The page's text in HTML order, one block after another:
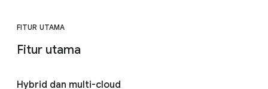
FITUR UTAMA
Fitur utama
Hybrid dan multi-cloud